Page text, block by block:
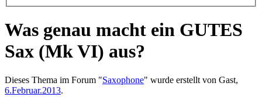
Was genau macht ein GUTES
Sax (Mk VI) aus?
Dieses Thema im Forum "Saxophone" wurde erstellt von Gast,
6.Februar.2013.